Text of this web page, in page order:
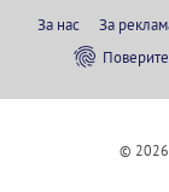
За нас За
© 2026